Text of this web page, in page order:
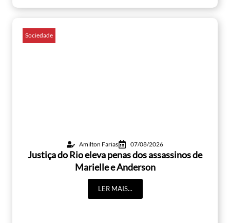
Sociedade
Amilton Farias 07/08/2026
Justiça do Rio eleva penas dos assassinos de
Marielle e Anderson
LER MAIS...